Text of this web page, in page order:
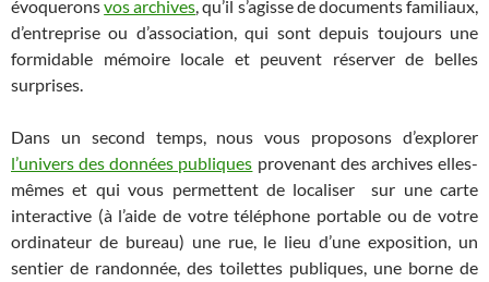
évoqueronsvos archives, qu’il s’agisse de documents familiaux,
d’entreprise ou d’association, qui sont depuis toujours une
formidable mémoire locale et peuvent réserver de belles
surprises.
Dans un second temps, nous vous proposons d’explorer
l’univers des données publiques provenant des archives elles-
mêmes et qui vous permettent de localiser sur une carte
interactive (à l’aide de votre téléphone portable ou de votre
ordinateur de bureau) une rue, le lieu d’une exposition, un
sentier de randonnée, des toilettes publiques, une borne de